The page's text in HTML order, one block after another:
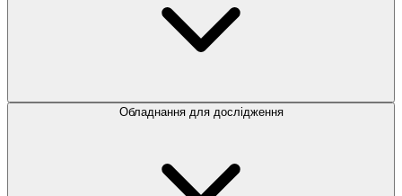
Обладнання для дослідження